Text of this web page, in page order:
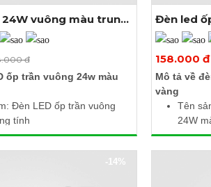
thêm ảnh
vuông màu trung
đ
ốp trần vuông 24w màu
Đèn LED ốp trần vuông
tính
85 - 265V AC
Đèn led
158.000 đ
Mô tả về
vàng
Tên
24W
Công
Điện
-14%